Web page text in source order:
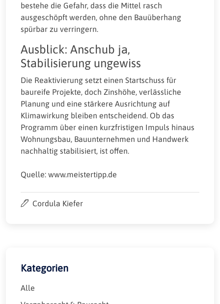
bestehe die Gefahr, dass die Mittel rasch
ausgeschöpft werden, ohne den Bauüberhang
spürbar zu verringern.
Ausblick: Anschub ja,
Stabilisierung ungewiss
Die Reaktivierung setzt einen Startschuss für
baureife Projekte, doch Zinshöhe, verlässliche
Planung und eine stärkere Ausrichtung auf
Klimawirkung bleiben entscheidend. Ob das
Programm über einen kurzfristigen Impuls hinaus
Wohnungsbau, Bauunternehmen und Handwerk
nachhaltig stabilisiert, ist offen.
Quelle: www.meistertipp.de
Cordula Kiefer
Kategorien
Alle